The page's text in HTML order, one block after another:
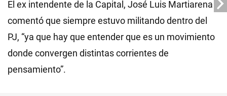
El ex intendente de la Capital, José Luis Martiarena
comentó que siempre estuvo militando dentro del
PJ, “ya que hay que entender que es un movimiento
donde convergen distintas corrientes de
pensamiento”.